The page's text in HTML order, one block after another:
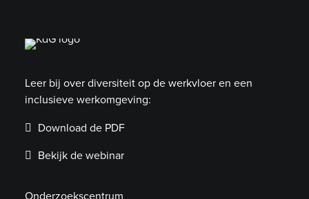
Leer bij over diversiteit op de werkvloer en een
inclusieve werkomgeving:
Download de PDF
Bekijk de webinar
Onderzoekscentrum